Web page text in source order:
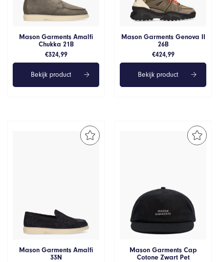
Mason Garments Amalfi
Chukka 21B
€324,99
Bekijk product
Mason Garments Genova II
26B
€424,99
Bekijk product
Mason Garments Amalfi
33N
Mason Garments Cap
Cotone Zwart Pet